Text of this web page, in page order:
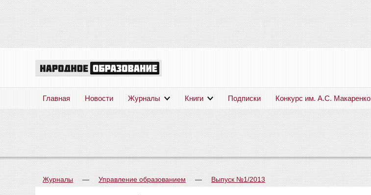
Главная Новости Журналы Книги Подписки Конкурс им. А.С. Макаренко
Журналы — Управление образованием — Выпуск №1/2013